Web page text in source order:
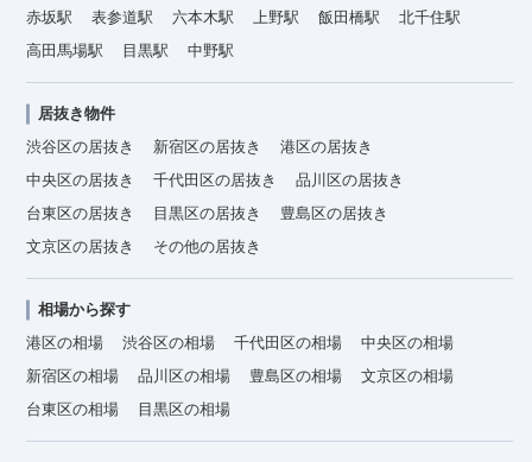
赤坂駅
表参道駅 六本木駅 上野駅 飯田橋駅
北千住駅
高田馬場駅
目黒駅 中野駅
居抜き物件
渋谷区の居抜き
新宿区の居抜き
港区の居抜き
中央区の居抜き
千代田区の居抜き
品川区の居抜き
台東区の居抜き
目黒区の居抜き
豊島区の居抜き
文京区の居抜き
その他の居抜き
相場から探す
港区の相場
渋谷区の相場 千代田区の相場
中央区の相場
新宿区の相場
品川区の相場 豊島区の相場
文京区の相場
台東区の相場
目黒区の相場